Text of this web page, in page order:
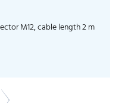
M12, cable length 2 m